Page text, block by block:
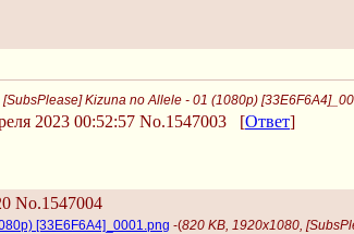
Kizuna no Allele - 01 (1080p)
2023 00:52:57 No.1547003 [Ответ]
No.1547004
[33E6F6A4]_0001.png -(820 KB, 1920x1080,